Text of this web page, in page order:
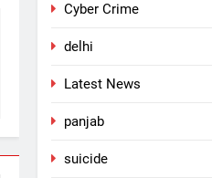
Cyber Crime
delhi
Latest News
panjab
suicide